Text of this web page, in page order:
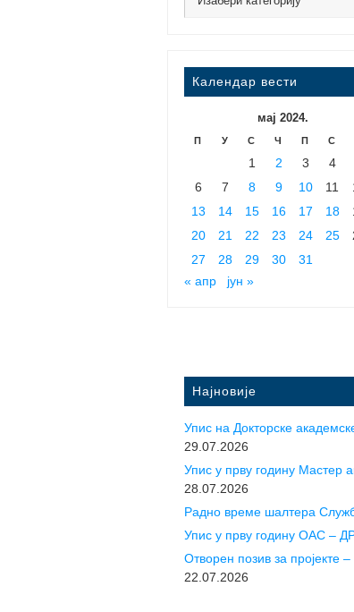
Календар вести
мај 2024.
П У С Ч П С
1 2 3 4
6
7 8 9 10 11
13
14 15 16 17 18
20
21 22 23 24 25
27
28 29 30
31
« апр
јун »
Најновије
Упис на Докторске
29.07.2026
Упис у прву годину Mастер
28.07.2026
Радно време шалтера
Упис у прву годину ОАС –
Отворен позив за пројекте
22.07.2026